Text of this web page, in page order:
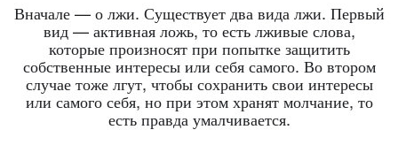
Вначале — о лжи. Существует два вида лжи. Первый
вид — активная ложь, то есть лживые слова,
которые произносят при попытке защитить
собственные интересы или себя самого. Во втором
случае тоже лгут, чтобы сохранить свои интересы
или самого себя, но при этом хранят молчание, то
есть правда умалчивается.